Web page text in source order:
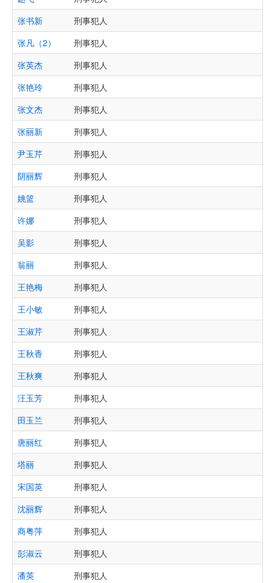
张书新
刑事犯人
张凡（2）
刑事犯人
张英杰
刑事犯人
张艳玲
刑事犯人
张文杰
刑事犯人
张丽新
刑事犯人
尹玉芹
刑事犯人
阴丽辉
刑事犯人
姚篮
刑事犯人
许娜
刑事犯人
吴影
刑事犯人
翁丽
刑事犯人
王艳梅
刑事犯人
王小敏
刑事犯人
王淑芹
刑事犯人
王秋香
刑事犯人
王秋爽
刑事犯人
汪玉芳
刑事犯人
田玉兰
刑事犯人
唐丽红
刑事犯人
塔丽
刑事犯人
宋国英
刑事犯人
沈丽辉
刑事犯人
商粤萍
刑事犯人
彭淑云
刑事犯人
潘英
刑事犯人